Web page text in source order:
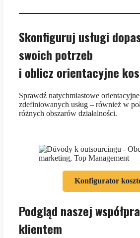
Skonfiguruj usługi
swoich potrzeb
i oblicz orientacyjne
Sprawdź natychmiastowe
zdefiniowanych usług – również w
różnych obszarów działalności.
Konfigurator
Podgląd naszej
klientem